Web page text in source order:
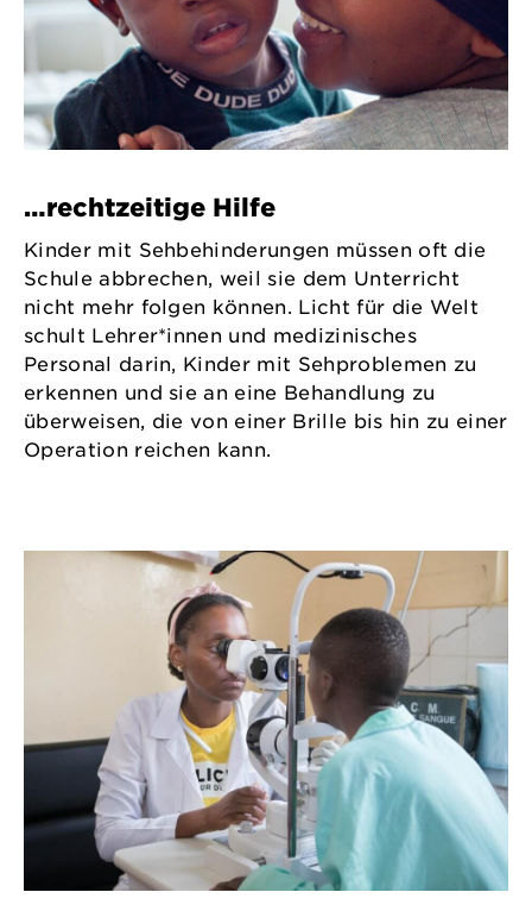
…rechtzeitige Hilfe
Kinder mit Sehbehinderungen müssen oft die
Schule abbrechen, weil sie dem Unterricht
nicht mehr folgen können. Licht für die Welt
schult Lehrer*innen und medizinisches
Personal darin, Kinder mit Sehproblemen zu
erkennen und sie an eine Behandlung zu
überweisen, die von einer Brille bis hin zu einer
Operation reichen kann.